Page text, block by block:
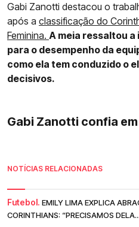
Gabi Zanotti destacou o
após a classificação do
Feminina. A meia ressaltou
para o desempenho da
como ela tem conduzido o
decisivos.
Gabi Zanotti confia em
NOTÍCIAS RELACIONADAS
Futebol. EMILY LIMA EXPLICA
CORINTHIANS: “PRECISAMOS